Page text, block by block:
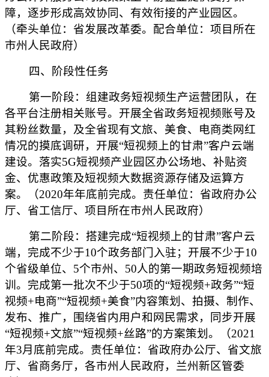
障，逐步形成高效协同、有效衔接的产业园区。
（牵头单位：省发展改革委。配合单位：项目所在
市州人民政府）
四、阶段性任务
第一阶段：组建政务短视频生产运营团队，在
各平台注册相关账号。开展全省政务短视频账号及
其粉丝数量，及全省现有文旅、美食、电商类网红
情况的摸底调研，开展“短视频上的甘肃”客户云端
建设。落实5G短视频产业园区办公场地、补贴资
金、优惠政策及短视频大数据资源存储及运算方
案。（2020年年底前完成。责任单位：省政府办公
厅、省工信厅、项目所在市州人民政府）
第二阶段：搭建完成“短视频上的甘肃”客户云
端，完成不少于10个政务部门入驻；开展不少于10
个省级单位、5个市州、50人的第一期政务短视频培
训。完成第一批次不少于50项的“短视频+政务”“短
视频+电商”“短视频+美食”内容策划、拍摄、制作、
发布、推广，围绕省内用户和网民需求，同步开展
“短视频+文旅”“短视频+丝路”的方案策划。（2021
年3月底前完成。责任单位：省政府办公厅、省文旅
厅、省商务厅，各市州人民政府，兰州新区管委